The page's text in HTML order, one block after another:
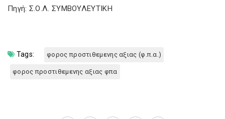
Πηγή: Σ.Ο.Λ. ΣΥΜΒΟΥΛΕΥΤΙΚΗ
Tags: φορος προστιθεμενης αξιας (φ.π.α.)
φορος προστιθεμενης αξιας φπα